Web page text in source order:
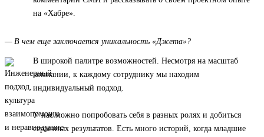
на «Хабре».
— В чем еще заключается уникальность «Джета»?
В широкой палитре возможностей. Несмотря на масштаб
компании, к каждому сотруднику мы находим
индивидуальный подход.
У нас можно попробовать себя в разных ролях и добиться
серьезных результатов. Есть много историй, когда младшие